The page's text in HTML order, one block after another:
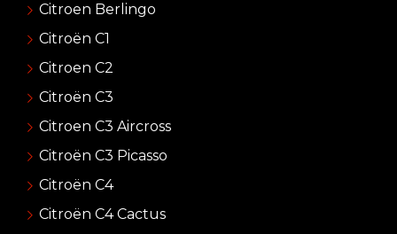
Citroen Berlingo
Citroën C1
Citroen C2
Citroën C3
Citroen C3 Aircross
Citroën C3 Picasso
Citroën C4
Citroën C4 Cactus